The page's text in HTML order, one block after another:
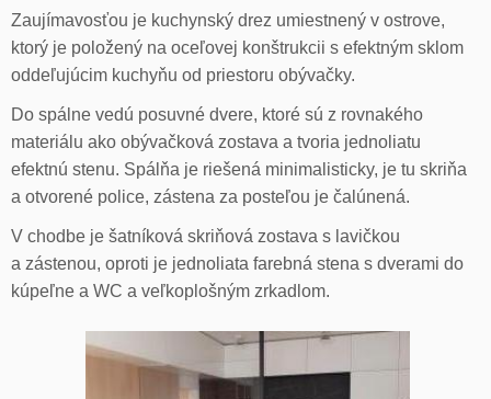
Zaujímavosťou je kuchynský drez umiestnený v ostrove,
ktorý je položený na oceľovej konštrukcii s efektným sklom
oddeľujúcim kuchyňu od priestoru obývačky.
Do spálne vedú posuvné dvere, ktoré sú z rovnakého
materiálu ako obývačková zostava a tvoria jednoliatu
efektnú stenu. Spálňa je riešená minimalisticky, je tu skriňa
a otvorené police, zástena za posteľou je čalúnená.
V chodbe je šatníková skriňová zostava s lavičkou
a zástenou, oproti je jednoliata farebná stena s dverami do
kúpeľne a WC a veľkoplošným zrkadlom.